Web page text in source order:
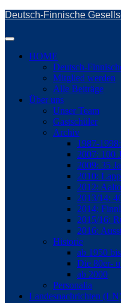
Skip
main
Deutsch-Finnische
Toggle
navigation
HOME
Deutsch-
Mitglied werden
Alle Beiträge
Über uns
Unser Team
Gastschüler
Archiv
1987-
2007: 100
2009: 35
2010:
2012:
2013/14:
2014:
2015/16:
2016:
Historie
ab 1950
Die 80er-
ab 2000
Personalia
Landesnachrichten